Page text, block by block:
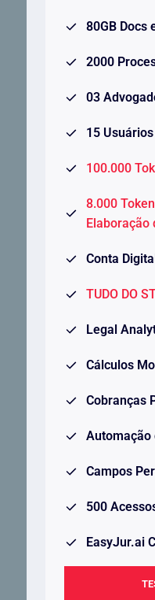
80GB Docs
2000
03
15
100.000
8.000
Elaboração
Conta
TUDO DO
Legal
Cálculos
Cobranças
Automação
Campos
500
EasyJur.ai